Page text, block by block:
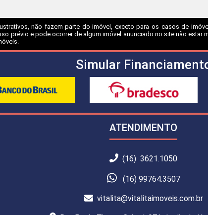
não fazem parte do imóvel, exceto para os casos de
prévio e pode ocorrer de algum imóvel anunciado no site não
Simular
ATENDIMENTO
(16) 3621.1050
(16) 99764.3507
vitalita@vitalitaimoveis.com.br